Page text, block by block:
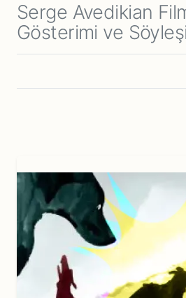
Serge Avedikian
Gösterimi ve